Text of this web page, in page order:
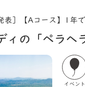
］【Aコース】1年
ィの「ペラヘ
イベント